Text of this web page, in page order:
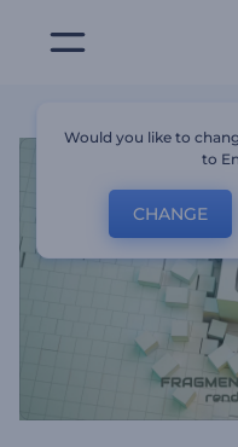
Would you like to
to
CHANGE